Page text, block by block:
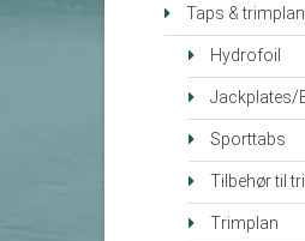
Taps & trimplan
Hydrofoil
Jackplates/
Sporttabs
Tilbehør til
Trimplan